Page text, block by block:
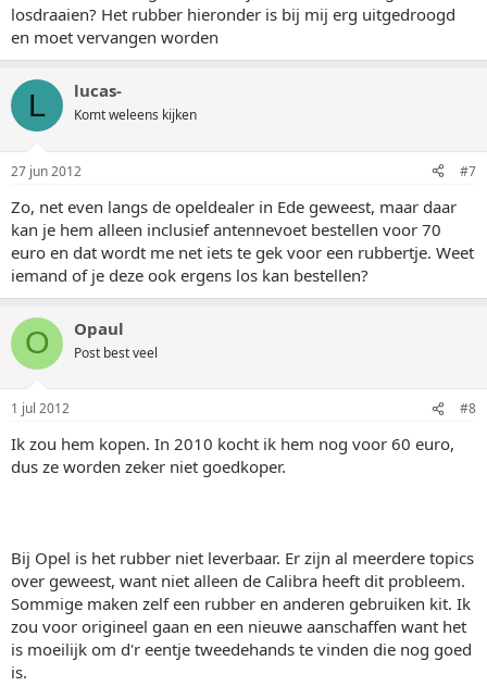
losdraaien? Het rubber hieronder is bij mij erg uitgedroogd
en moet vervangen worden
L lucas-
Komt weleens kijken
27 jun 2012 #7
Zo, net even langs de opeldealer in Ede geweest, maar daar
kan je hem alleen inclusief antennevoet bestellen voor 70
euro en dat wordt me net iets te gek voor een rubbertje. Weet
iemand of je deze ook ergens los kan bestellen?
O Opaul
Post best veel
1 jul 2012 #8
Ik zou hem kopen. In 2010 kocht ik hem nog voor 60 euro,
dus ze worden zeker niet goedkoper.
Bij Opel is het rubber niet leverbaar. Er zijn al meerdere topics
over geweest, want niet alleen de Calibra heeft dit probleem.
Sommige maken zelf een rubber en anderen gebruiken kit. Ik
zou voor origineel gaan en een nieuwe aanschaffen want het
is moeilijk om d'r eentje tweedehands te vinden die nog goed
is.